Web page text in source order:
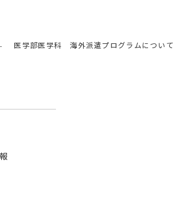
医学部医学科 海外派遣プログラムについて